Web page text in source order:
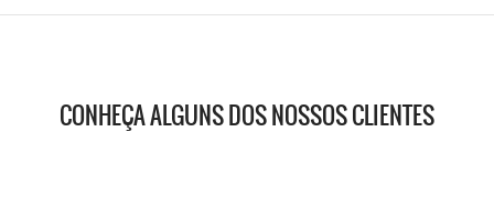
CONHEÇA ALGUNS DOS NOSSOS CLIENTES